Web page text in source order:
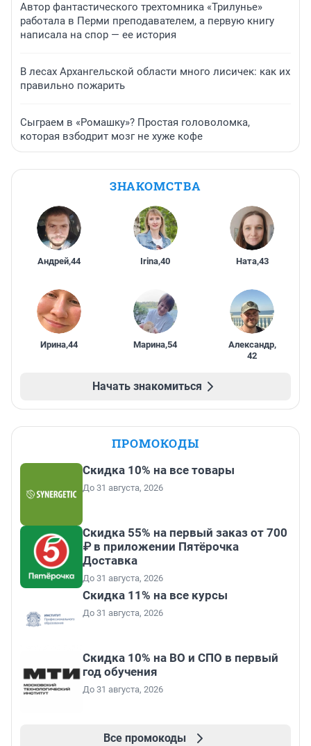
Автор фантастического трехтомника «Трилунье»
работала в Перми преподавателем, а первую книгу
написала на спор — ее история
В лесах Архангельской области много лисичек: как их
правильно пожарить
Сыграем в «Ромашку»? Простая головоломка,
которая взбодрит мозг не хуже кофе
ЗНАКОМСТВА
Андрей,44 Irina,40 Ната,43
Ирина,44 Марина,54 Александр,
42
Начать знакомиться
ПРОМОКОДЫ
Скидка 10% на все товары
До 31 августа, 2026
Скидка 55% на первый заказ от 700
₽ в приложении Пятёрочка
Доставка
До 31 августа, 2026
Скидка 11% на все курсы
До 31 августа, 2026
Скидка 10% на ВО и СПО в первый
год обучения
До 31 августа, 2026
Все промокоды